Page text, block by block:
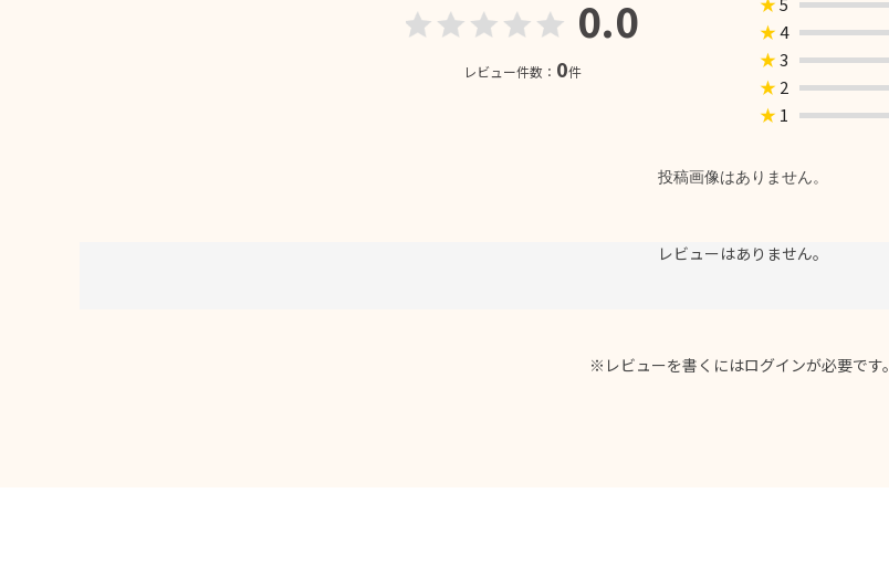
0.0
レビュー件数： 0件
★4
★3
★ 2
★ 1
投稿画像はありません。
レビューはありません。
※レビューを書くにはログインが必要です。